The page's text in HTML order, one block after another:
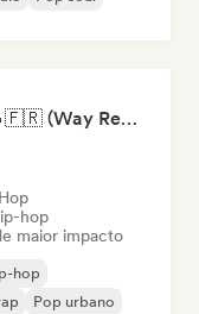
RAP FRANÇAIS 2026 🔥🇫🇷 (Way Records)
hop
maior impacto
hop
Pop urbano